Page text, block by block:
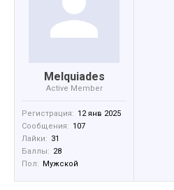
Melquiades
Active Member
Регистрация: 12 янв 2025
Сообщения: 107
Лайки: 31
Баллы: 28
Пол:
Мужской